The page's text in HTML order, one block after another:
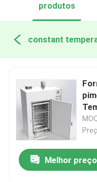
produtos
da
Melhor preço